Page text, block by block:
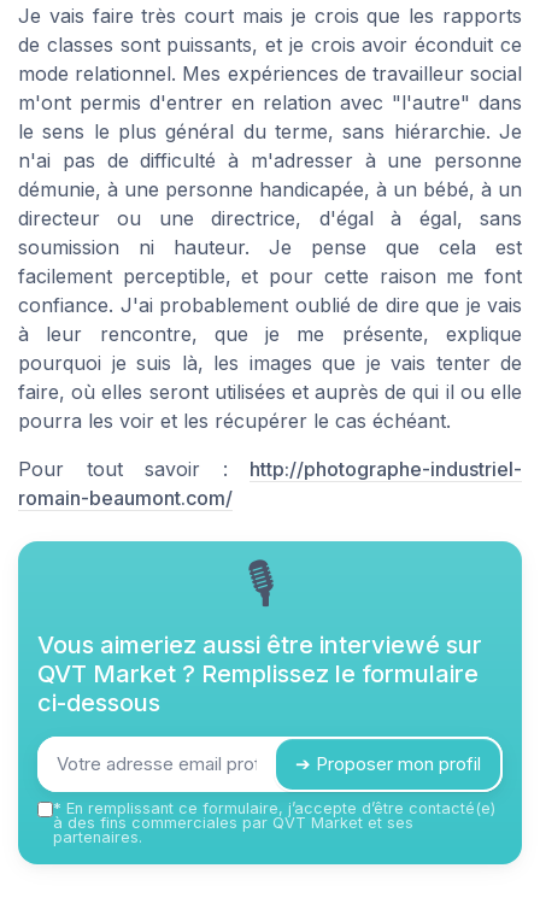
Je vais faire très court mais je crois que les rapports
de classes sont puissants, et je crois avoir éconduit ce
mode relationnel. Mes expériences de travailleur social
m'ont permis d'entrer en relation avec "l'autre" dans
le sens le plus général du terme, sans hiérarchie. Je
n'ai pas de difficulté à m'adresser à une personne
démunie, à une personne handicapée, à un bébé, à un
directeur ou une directrice, d'égal à égal, sans
soumission ni hauteur. Je pense que cela est
facilement perceptible, et pour cette raison me font
confiance. J'ai probablement oublié de dire que je vais
à leur rencontre, que je me présente, explique
pourquoi je suis là, les images que je vais tenter de
faire, où elles seront utilisées et auprès de qui il ou elle
pourra les voir et les récupérer le cas échéant.
Pour tout savoir : http://photographe-industriel-
romain-beaumont.com/
🎙
Vous aimeriez aussi être interviewé sur
QVT Market ? Remplissez le formulaire
ci-dessous
➔ Proposer mon profil
* En remplissant ce formulaire, j’accepte d’être contacté(e)
à des fins commerciales par QVT Market et ses
partenaires.